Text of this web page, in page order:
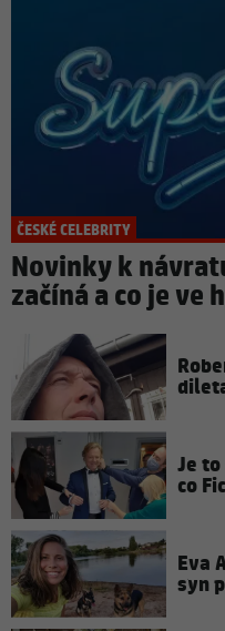
ČESKÉ CELEBRITY
Novinky k
začíná a co je ve
Je
co
Eva
syn